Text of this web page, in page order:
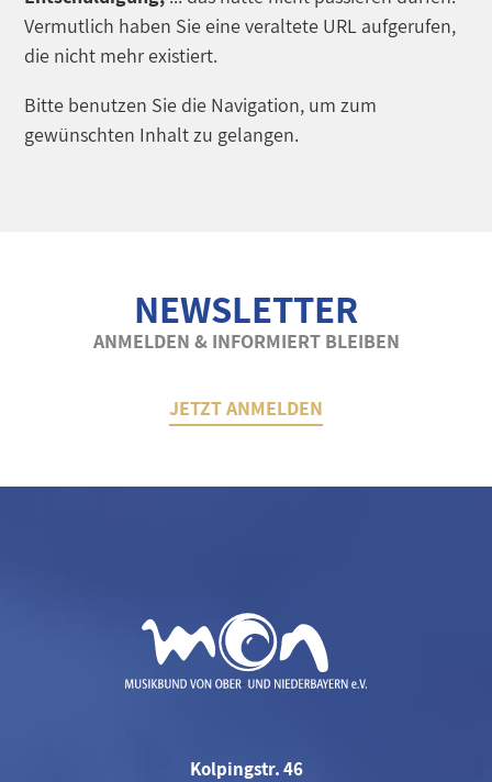
Vermutlich haben Sie eine veraltete URL aufgerufen,
die nicht mehr existiert.
Bitte benutzen Sie die Navigation, um zum
gewünschten Inhalt zu gelangen.
NEWSLETTER
ANMELDEN & INFORMIERT BLEIBEN
JETZT ANMELDEN
Kolpingstr. 46